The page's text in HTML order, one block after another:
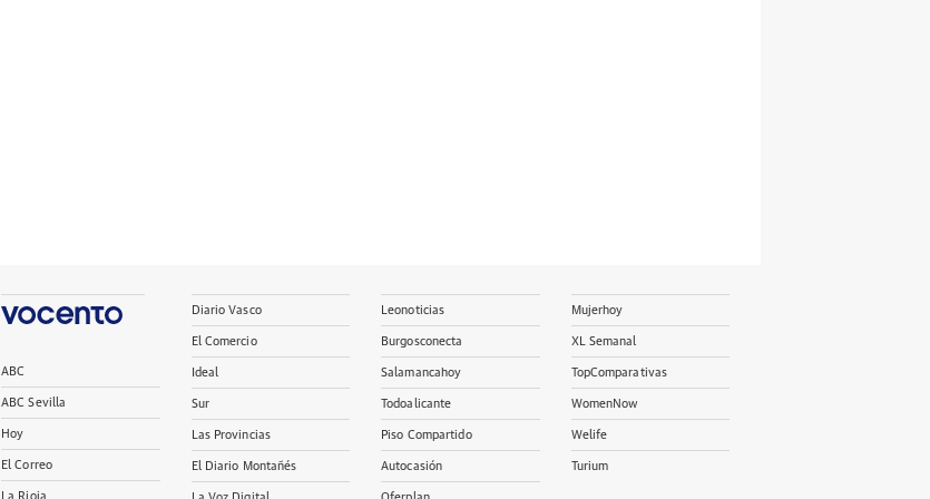
ABC
ABC Sevilla
Hoy
El Correo
La Rioja
Diario Vasco
El Comercio
Ideal
Sur
Las Provincias
El Diario Montañés
Leonoticias
Burgosconecta
Salamancahoy
Todoalicante
Piso Compartido
Autocasión
Mujerhoy
XL Semanal
TopComparativas
WomenNow
Welife
Turium